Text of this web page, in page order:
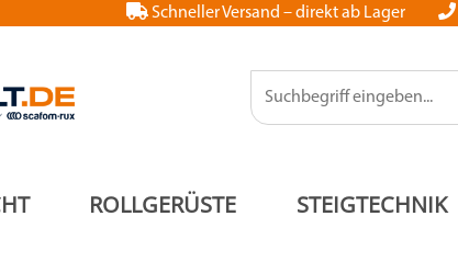
Schneller Versand – direkt ab Lager
ROLLGERÜSTE STEIGTECHNIK